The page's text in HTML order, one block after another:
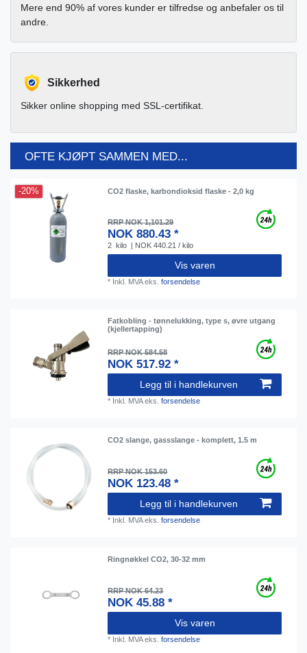
Mere end 90% af vores kunder er tilfredse og anbefaler os til
andre.
Sikkerhed
Sikker online shopping med SSL-certifikat.
OFTE KJØPT SAMMEN MED...
-20% CO2 flaske, karbondioksid flaske - 2,0 kg
RRP NOK 1,101.29
NOK 880.43 *
2 kilo | NOK 440.21 / kilo
Vis varen
* Inkl. MVAeks.forsendelse
Fatkobling - tønnelukking, type s, øvre utgang
(kjellertapping)
RRP NOK 584.58
NOK 517.92 *
Legg til i handlekurven
* Inkl. MVAeks.forsendelse
CO2 slange, gassslange - komplett, 1.5 m
RRP NOK 153.60
NOK 123.48 *
Legg til i handlekurven
* Inkl. MVAeks.forsendelse
Ringnøkkel CO2, 30-32 mm
RRP NOK 64.23
NOK 45.88 *
Vis varen
* Inkl. MVAeks.forsendelse